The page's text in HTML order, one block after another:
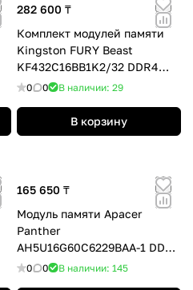
282 600 ₸
Комплект модулей памяти
Kingston FURY Beast
KF432C16BB1K2/32 DDR4
32GB (Kit 2x16GB) 3200MHz
0 0 В наличии: 29
В корзину
165 650 ₸
Модуль памяти Apacer
Panther
AH5U16G60C6229BAA-1 DDR5
16GB
0 0 В наличии: 145